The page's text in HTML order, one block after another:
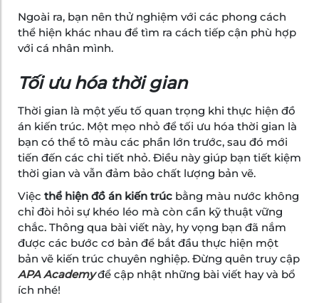
Ngoài ra, bạn nên thử nghiệm với các phong cách
thể hiện khác nhau để tìm ra cách tiếp cận phù hợp
với cá nhân mình.
Tối ưu hóa thời gian
Thời gian là một yếu tố quan trọng khi thực hiện đồ
án kiến trúc. Một mẹo nhỏ để tối ưu hóa thời gian là
bạn có thể tô màu các phần lớn trước, sau đó mới
tiến đến các chi tiết nhỏ. Điều này giúp bạn tiết kiệm
thời gian và vẫn đảm bảo chất lượng bản vẽ.
Việc thể hiện đồ án kiến trúc bằng màu nước không
chỉ đòi hỏi sự khéo léo mà còn cần kỹ thuật vững
chắc. Thông qua bài viết này, hy vọng bạn đã nắm
được các bước cơ bản để bắt đầu thực hiện một
bản vẽ kiến trúc chuyên nghiệp. Đừng quên truy cập
APA Academyđể cập nhật những bài viết hay và bổ
ích nhé!